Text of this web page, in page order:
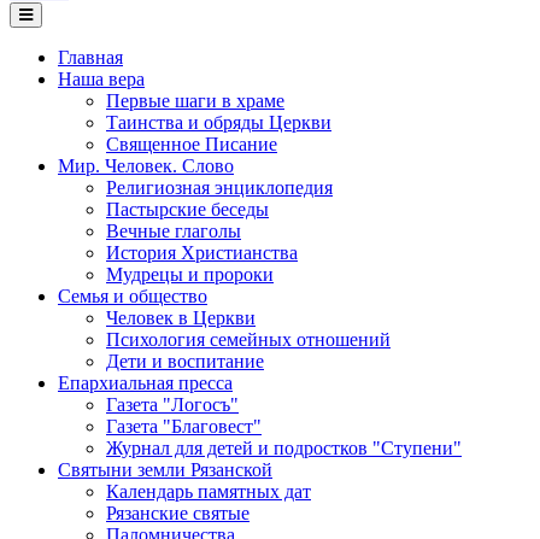
Главная
Наша вера
Первые шаги в храме
Таинства и обряды Церкви
Священное Писание
Мир. Человек. Слово
Религиозная энциклопедия
Пастырские беседы
Вечные глаголы
История Христианства
Мудрецы и пророки
Семья и общество
Человек в Церкви
Психология семейных отношений
Дети и воспитание
Епархиальная пресса
Газета "Логосъ"
Газета "Благовест"
Журнал для детей и подростков "Ступени"
Святыни земли Рязанской
Календарь памятных дат
Рязанские святые
Паломничества